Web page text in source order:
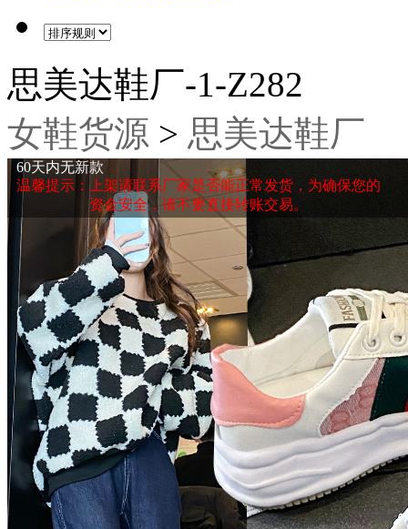
思美达鞋厂-1-Z282
女鞋货源 > 思美达鞋厂
60天内无新款
温馨提示：上架请联系厂家是否能正常发货，为确保您的
资金安全，请不要直接转账交易。